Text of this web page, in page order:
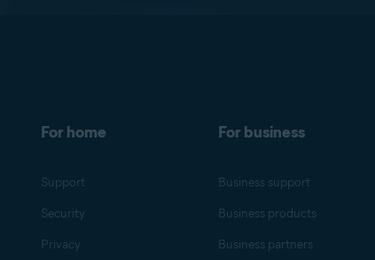
For home
Support
Security
Privacy
For business
Business support
Business products
Business partners